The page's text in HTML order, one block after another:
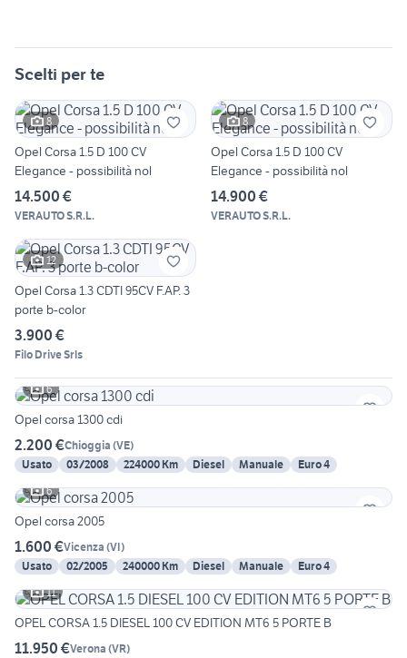
Scelti per te
8
Opel Corsa 1.5 D 100 CV
Elegance - possibilità nol
14.500 €
VERAUTO S.R.L.
8
Opel Corsa 1.5 D 100 CV
Elegance - possibilità nol
14.900 €
VERAUTO S.R.L.
12
Opel Corsa 1.3 CDTI 95CV F.AP. 3
porte b-color
3.900 €
Filo Drive Srls
6
Opel corsa 1300 cdi
2.200 €Chioggia (VE)
Usato
03/2008 224000 Km Diesel Manuale
Euro 4
6
Opel corsa 2005
1.600 €Vicenza (VI)
Usato
02/2005 240000 Km Diesel Manuale
Euro 4
11
OPEL CORSA 1.5 DIESEL 100 CV EDITION MT6 5 PORTE B
11.950 €Verona (VR)